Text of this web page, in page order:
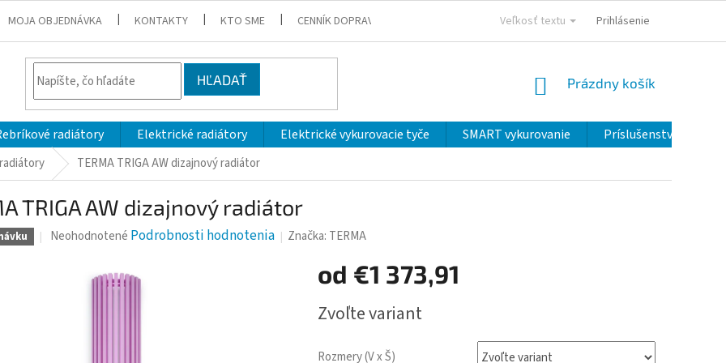
MOJA OBJEDNÁVKA KONTAKTY KTO SME CENNÍK DOPRAVY FAQ - NAJČASTEJŠIE OTÁZKY OBCHODNÉ PODMIENKY
Veľkosť textu Prihlásenie
HĽADAŤ
NÁKUPNÝ
Prázdny košík
radiátory Elektrické radiátory Elektrické vykurovacie tyče SMART vykurovanie Príslušenstvo
TERMA TRIGA AW dizajnový radiátor
TRIGA AW dizajnový radiátor
Priemerné
Neohodnotené Podrobnosti hodnotenia Značka: TERMA
od €1 373,91
cena:
Zvoľte variant
Rozmery (V x Š)